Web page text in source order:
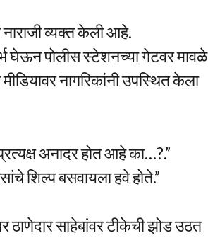
नाराजी व्यक्त केली आहे.
घेऊन पोलीस स्टेशनच्या गेटवर मावळे
नागरिकांनी उपस्थित केला
अनादर होत आहे का…?.”
शिल्प बसवायला हवे होते.”
ठाणेदार साहेबांवर टीकेची झोड उठत